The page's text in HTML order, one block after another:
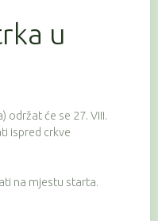
u
održat će se 27. VIII.
ispred crkve
na mjestu starta.